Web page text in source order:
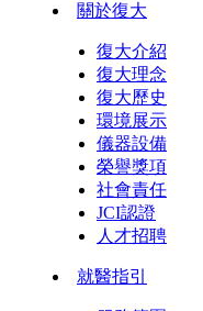
關於復大
復大介紹
復大理念
復大歷史
環境展示
儀器設備
榮譽獎項
社會責任
JCI認證
人才招聘
就醫指引